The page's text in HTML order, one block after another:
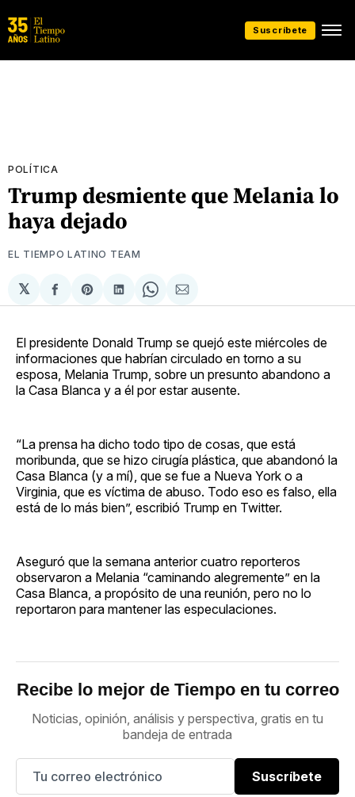
Suscríbete
POLÍTICA
Trump desmiente que Melania lo
haya dejado
EL TIEMPO LATINO TEAM
𝕏
Compartir
en
Share
on
Compartir
en
Share
on
Compartir
via
El presidente Donald Trump se quejó este miércoles de
informaciones que habrían circulado en torno a su
esposa, Melania Trump, sobre un presunto abandono a
la Casa Blanca y a él por estar ausente.
“La prensa ha dicho todo tipo de cosas, que está
moribunda, que se hizo cirugía plástica, que abandonó la
Casa Blanca (y a mí), que se fue a Nueva York o a
Virginia, que es víctima de abuso. Todo eso es falso, ella
está de lo más bien”, escribió Trump en Twitter.
Aseguró que la semana anterior cuatro reporteros
observaron a Melania “caminando alegremente” en la
Casa Blanca, a propósito de una reunión, pero no lo
reportaron para mantener las especulaciones.
Recibe lo mejor de Tiempo en tu correo
Noticias, opinión, análisis y perspectiva, gratis en tu
bandeja de entrada
Suscríbete